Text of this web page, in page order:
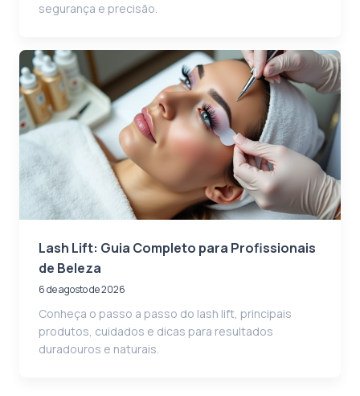
segurança e precisão.
Lash Lift: Guia Completo para Profissionais
de Beleza
6 de agosto de 2026
Conheça o passo a passo do lash lift, principais
produtos, cuidados e dicas para resultados
duradouros e naturais.